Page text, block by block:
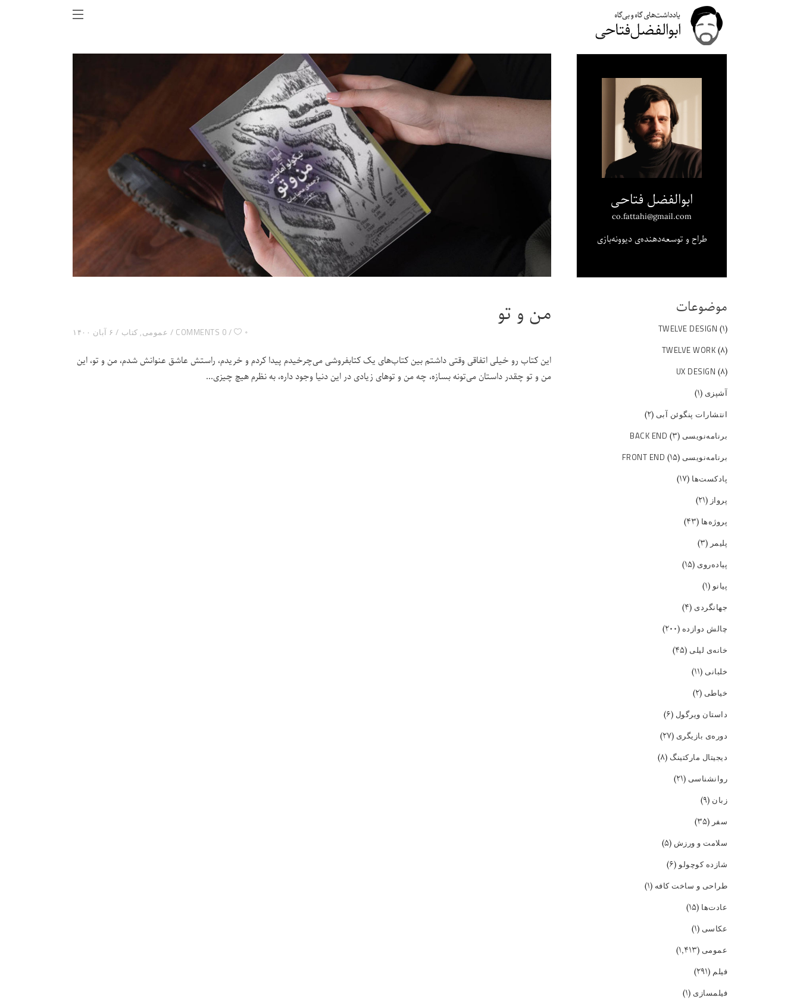
من و تو
۶ آبان ۱۴۰۰ عمومی, کتاب 0 COMMENTS ۰
این کتاب رو خیلی اتفاقی وقتی داشتم بین کتاب‌های یک کتابفروشی می‌چرخیدم پیدا کردم و خریدم، راستش عاشق عنوانش شدم، من و تو، این
من و تو چقدر داستان می‌تونه بسازه، چه من و تو‌های زیادی در این دنیا وجود داره، به نظرم هیچ چیزی
ابوالفضل فتاحی
co.fattahi@gmail.com
طراح و توسعه‌دهنده‌ی دیوونه‌بازی
موضوعات
TWELVE DESIGN (۱)
TWELVE WORK (۸)
UX DESIGN (۸)
آشپزی (۱)
انتشارات پنگوئن آبی (۲)
برنامه‌نویسی BACK END (۳)
برنامه‌نویسی FRONT END (۱۵)
پادکست‌ها (۱۷)
پرواز(۲۱)
پروژه‌ها (۴۳)
پلیمر(۳)
پیاده‌روی (۱۵)
پیانو(۱)
جهانگردی (۴)
چالش دوازده (۲۰۰)
خانه‌ی لیلی (۴۵)
خلبانی (۱۱)
خیاطی (۲)
داستان ویرگول (۶)
دوره‌ی بازیگری (۲۷)
دیجیتال مارکتینگ (۸)
روانشناسی (۲۱)
زبان (۹)
سفر(۳۵)
سلامت و ورزش (۵)
شازده کوچولو(۶)
طراحی و ساخت کافه (۱)
عادت‌ها (۱۵)
عکاسی (۱)
عمومی (۱,۴۱۳)
فیلم (۲۹۱)
فیلمسازی (۱)